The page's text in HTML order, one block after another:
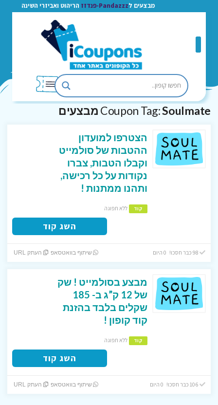
מבצעים ל Pandazzz-פנדזז הריהוט ואביזרי השינה
Coupon Tag:Soulmate מבצעים
הצטרפו למועדון
ההטבות של סולמייט
וקבלו הטבות, צברו
נקודות על כל רכישה,
ותהנו ממתנות !
קוד ללא תפוגה
השג קוד
98 כבר חסכו! 0 היום שיתוף בוואטסאפ העתק URL
מבצע בסולמייט ! שק
של 12 ק”ג ב- 185
שקלים בלבד בהזנת
קוד קופון !
קוד ללא תפוגה
השג קוד
106 כבר חסכו! 0 היום שיתוף בוואטסאפ העתק URL